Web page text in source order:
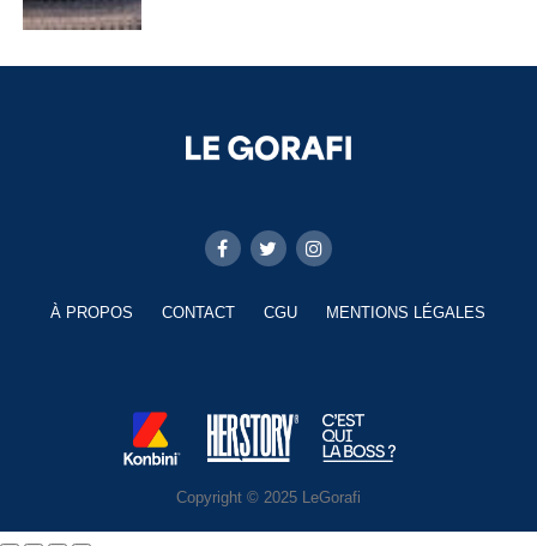
À PROPOS CONTACT CGU MENTIONS LÉGALES
Copyright © 2025 LeGorafi